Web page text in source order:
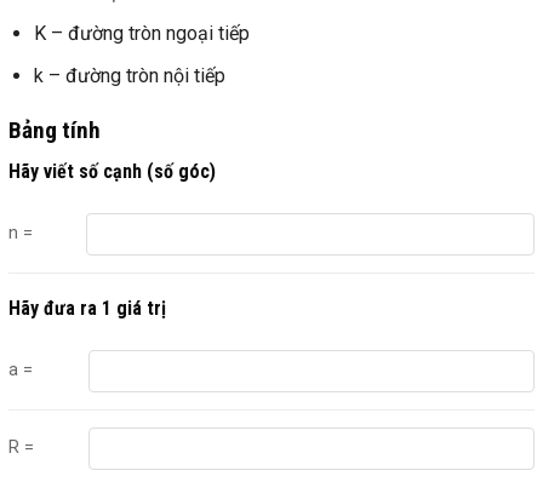
K – đường tròn ngoại tiếp
k – đường tròn nội tiếp
Bảng tính
Hãy viết số cạnh (số góc)
n =
Hãy đưa ra 1 giá trị
a =
R =